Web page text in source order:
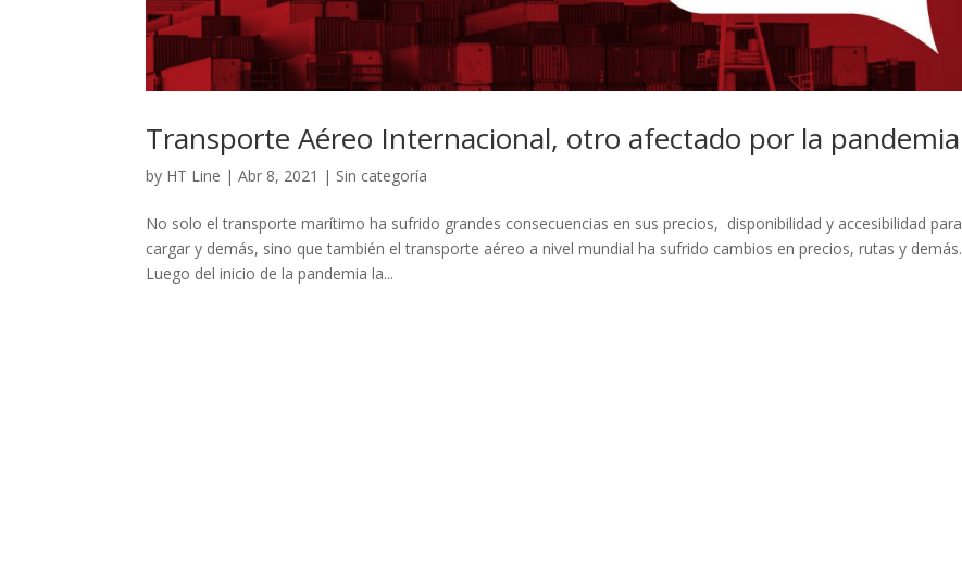
Transporte Aéreo Internacional, otro afectado por la pandemia
by HT Line |Abr 8, 2021 | Sin categoría
No solo el transporte marítimo ha sufrido grandes consecuencias en sus precios, disponibilidad y accesibilidad para
cargar y demás, sino que también el transporte aéreo a nivel mundial ha sufrido cambios en precios, rutas y demás.
Luego del inicio de la pandemia la...